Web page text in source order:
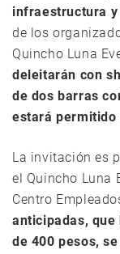
infraestructura y
de los
Quincho Luna
deleitarán con
de dos barras
estará permitido
La invitación es
el Quincho Luna
Centro
anticipadas,
de 400 pesos,